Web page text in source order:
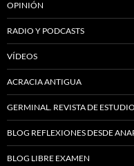
OPINIÓN
RADIO Y PODCASTS
VÍDEOS
ACRACIA ANTIGUA
GERMINAL. REVISTA DE
BLOG REFLEXIONES DESDE
BLOG LIBRE EXAMEN